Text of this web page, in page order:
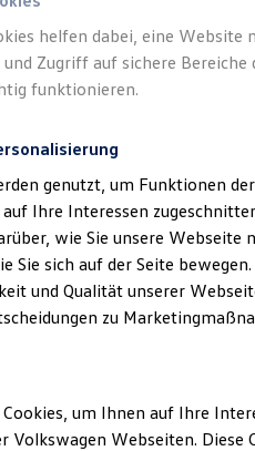
helfen dabei, eine
Zugriff auf sichere
funktionieren.
genutzt, um Funktionen
Ihre Interessen
wie Sie unsere Webseite
Sie sich auf der Seite
und Qualität unserer
zu
um Ihnen auf Ihre
Volkswagen Webseiten.